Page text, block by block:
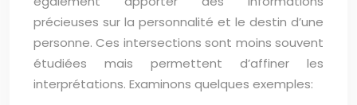
précieuses sur la personnalité et le destin d’une
personne. Ces intersections sont moins souvent
étudiées mais permettent d’affiner les
interprétations. Examinons quelques exemples: